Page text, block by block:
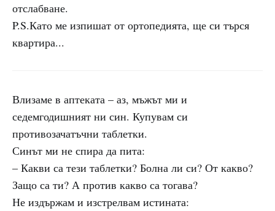
отслабване.
P.S.Като ме изпишат от ортопедията, ще си търся
квартира...
Влизаме в аптеката – аз, мъжът ми и
седемгодишният ни син. Купувам си
противозачатъчни таблетки.
Синът ми не спира да пита:
– Какви са тези таблетки? Болна ли си? От какво?
Защо са ти? А против какво са тогава?
Не издържам и изстрелвам истината: